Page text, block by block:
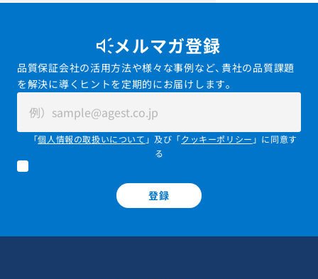
メルマガ登録
品質保証会社の活用方法や様々な事例など、貴社の品質課題
を解決に導くヒントを定期的にお届けします。
「個人情報の取扱いについて 」及び「クッキーポリシー 」に同意す
る
登録